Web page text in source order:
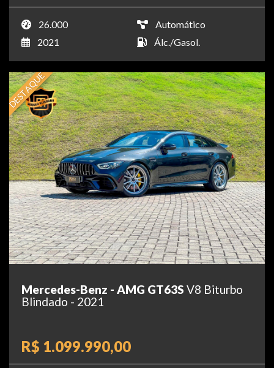
26.000
Automático
2021
Álc./Gasol.
DESTAQUE
Mercedes-Benz - AMG GT63S V8 Biturbo
Blindado - 2021
R$ 1.099.990,00